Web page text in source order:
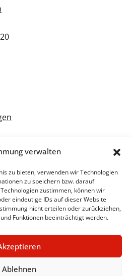
verwalten
zu bieten, verwenden wir Technologien
zu speichern bzw. darauf
zustimmen, können wir
eindeutige IDs auf dieser Website
nicht erteilen oder zurückziehen,
Funktionen beeinträchtigt werden.
AblehnenDatenschutzerklärung